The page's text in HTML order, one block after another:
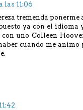
las 11:06
tremenda ponerme
ya con el idioma
uno Colleen
cuando me animo